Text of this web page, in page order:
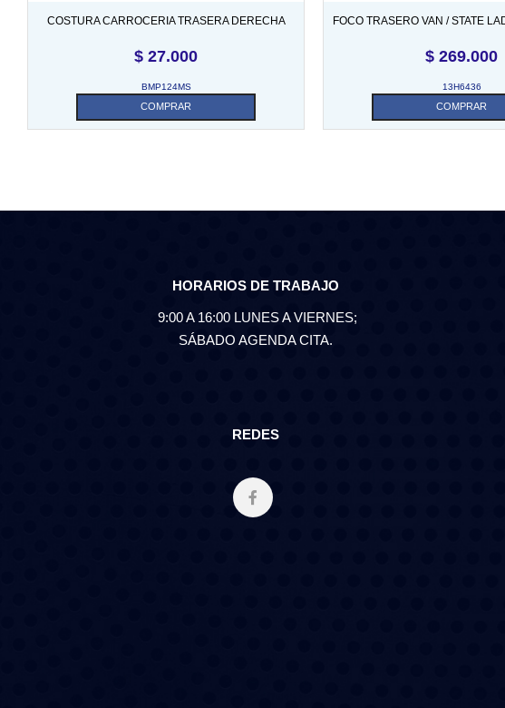
COSTURA CARROCERIA TRASERA DERECHA
$ 27.000
BMP124MS
COMPRAR
FOCO TRASERO VAN / STATE
$ 269.000
13H6436
COMPRAR
HORARIOS DE TRABAJO
9:00 A 16:00 LUNES A VIERNES;
SÁBADO AGENDA CITA.
REDES